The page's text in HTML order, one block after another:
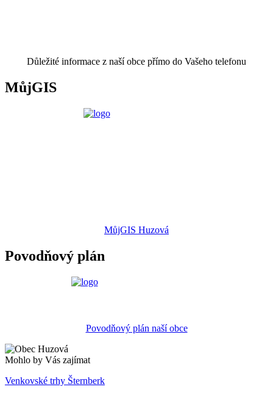
Důležité informace z naší obce přímo do Vašeho telefonu
MůjGIS
MůjGIS Huzová
Povodňový plán
Povodňový plán naší obce
Mohlo by Vás zajímat
Venkovské trhy Šternberk